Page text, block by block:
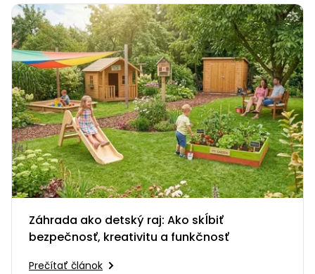
Záhrada ako detský raj: Ako skĺbiť
bezpečnosť, kreativitu a funkčnosť
Prečítať článok